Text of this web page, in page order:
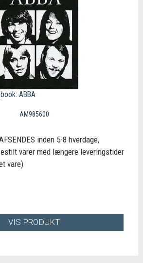
ABBA
AM985600
inden 5-8 hverdage,
varer med længere leveringstider
vare)
VIS PRODUKT